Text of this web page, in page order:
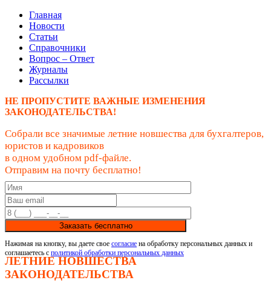
Главная
Новости
Статьи
Справочники
Вопрос – Ответ
Журналы
Рассылки
НЕ ПРОПУСТИТЕ ВАЖНЫЕ ИЗМЕНЕНИЯ
ЗАКОНОДАТЕЛЬСТВА!
Собрали все значимые летние новшества для бухгалтеров,
юристов и кадровиков
в одном удобном pdf-файле.
Отправим на почту бесплатно!
Заказать бесплатно
Нажимая на кнопку, вы даете свое согласие на обработку персональных данных и
соглашаетесь с политикой обработки персональных данных
ЛЕТНИЕ НОВШЕСТВА
ЗАКОНОДАТЕЛЬСТВА